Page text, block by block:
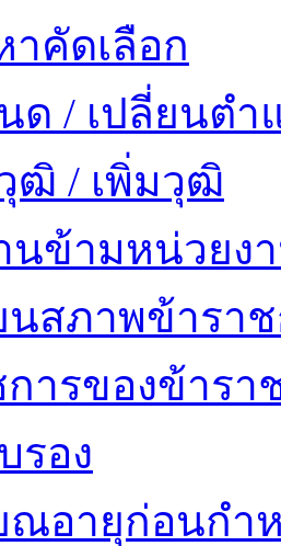
าคัดเลือก
ด / เปลี่ยนตำ
ฒิ / เพิ่มวุฒิ
นข้ามหน่วยง
นสภาพข้ารา
การของข้ารา
รอง
ณอายุก่อนกำ